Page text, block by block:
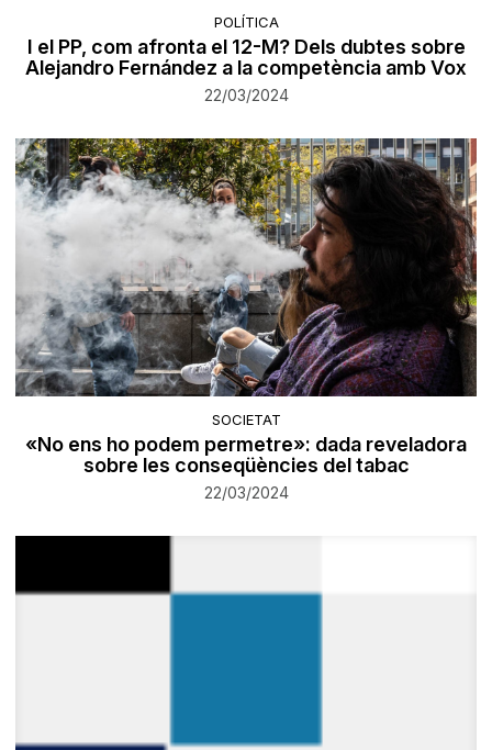
POLÍTICA
I el PP, com afronta el 12-M? Dels dubtes sobre
Alejandro Fernández a la competència amb Vox
22/03/2024
SOCIETAT
«No ens ho podem permetre»: dada reveladora
sobre les conseqüències del tabac
22/03/2024